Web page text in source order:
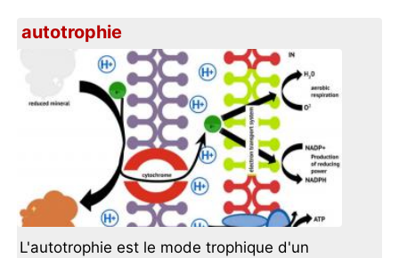
autotrophie
L'autotrophie est le mode trophique d'un